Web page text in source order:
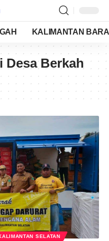
KALIMANTAN
Desa Berkah
SELATAN